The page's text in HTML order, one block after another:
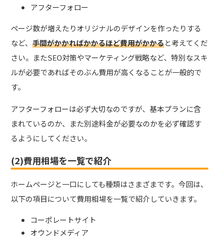
アフターフォロー
ページ数が増えたりオリジナルのデザインを作ったりする
など、手間がかかればかかるほど費用がかかると考えてくだ
さい。またSEO対策やマーケティング戦略など、特別なスキ
ルが必要であればそのぶん費用が高くなることが一般的で
す。
アフターフォローは必ず大切なのですが、基本プランに含
まれているのか、また別途料金が必要なのかを必ず確認す
るようにしてください。
(2)費用相場を一覧で紹介
ホームページと一口にしても種類はさまざまです。今回は、
以下の項目について費用相場を一覧で紹介していきます。
コーポレートサイト
オウンドメディア